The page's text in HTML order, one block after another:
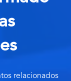
relacionados